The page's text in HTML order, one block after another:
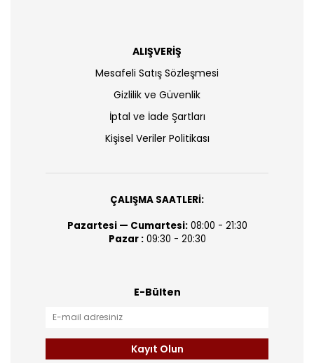
ALIŞVERİŞ
Mesafeli Satış Sözleşmesi
Gizlilik ve Güvenlik
İptal ve İade Şartları
Kişisel Veriler Politikası
ÇALIŞMA SAATLERİ:
Pazartesi — Cumartesi:08:00 - 21:30
Pazar :09:30 - 20:30
E-Bülten
Kayıt Olun